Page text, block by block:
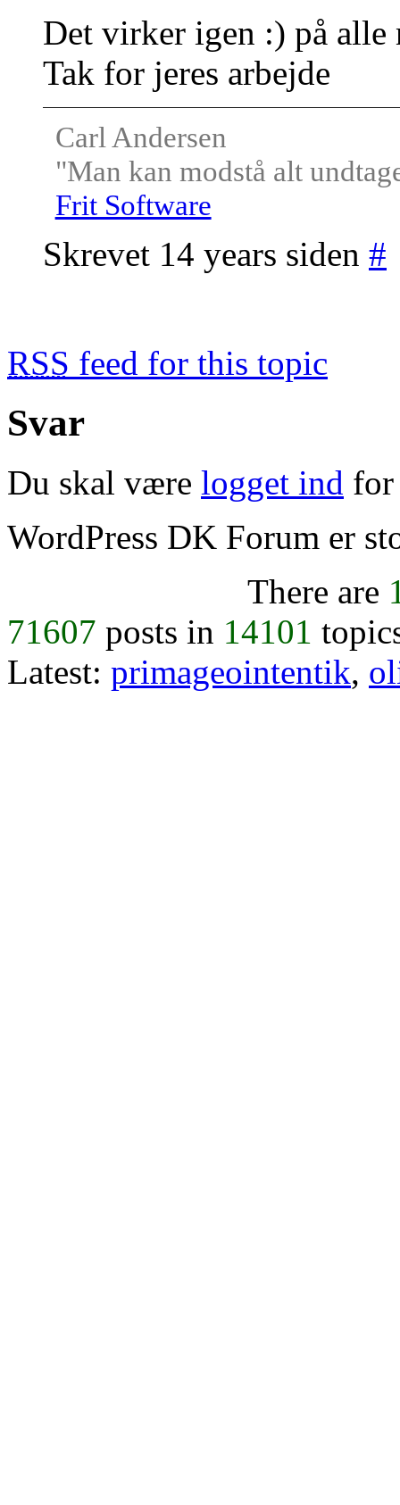
Det virker igen :) på alle
Tak for jeres arbejde
Carl Andersen
"Man kan modstå alt
Frit Software
Skrevet 14 years siden #
RSS feed for this topic
Svar
Du skal være logget ind for
WordPress DK Forum er
There are
71607 posts in 14101
Latest: primageointentik,